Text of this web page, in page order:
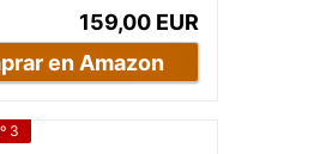
159,00 EUR
en Amazon
3